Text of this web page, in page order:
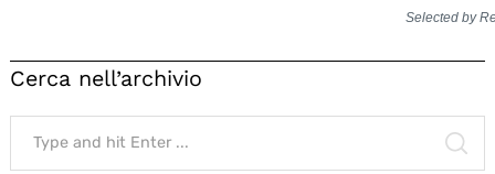
Selected by
Cerca nell’archivio
Search
for: